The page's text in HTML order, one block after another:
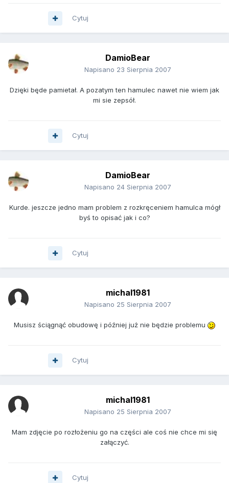
Cytuj
DamioBear
Napisano 23 Sierpnia 2007
Dzięki będe pamietał. A pozatym ten hamulec nawet nie wiem jak
mi sie zepsół.
Cytuj
DamioBear
Napisano 24 Sierpnia 2007
Kurde. jeszcze jedno mam problem z rozkręceniem hamulca mógł
byś to opisać jak i co?
Cytuj
michal1981
Napisano 25 Sierpnia 2007
Musisz ściągnąć obudowę i później już nie będzie problemu
Cytuj
michal1981
Napisano 25 Sierpnia 2007
Mam zdjęcie po rozłożeniu go na części ale coś nie chce mi się
załączyć.
Cytuj